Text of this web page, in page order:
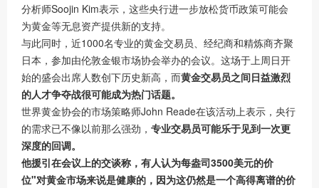
分析师Soojin Kim表示，这些央行进一步放松货币政策可能会
为黄金等无息资产提供新的支持。
与此同时，近1000名专业的黄金交易员、经纪商和精炼商齐聚
日本，参加由伦敦金银市场协会举办的会议。这场于上周日开
始的盛会出席人数创下历史新高，而黄金交易员之间日益激烈
的人才争夺战很可能成为热门话题。
世界黄金协会的市场策略师John Reade在该活动上表示，央行
的需求已不像以前那么强劲， 专业交易员可能乐于见到一次更
深度的回调。
他援引在会议上的交谈称，有人认为每盎司3500美元的价
位"对黄金市场来说是健康的，因为这仍然是一个高得离谱的价